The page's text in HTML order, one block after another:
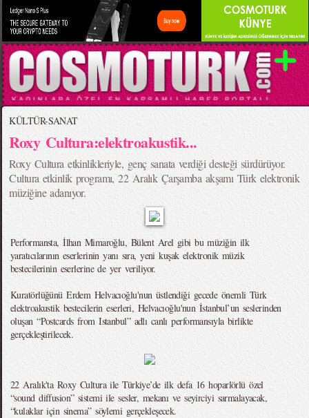
KÜLTÜR-SANAT
Roxy Cultura:elektroakustik...
Roxy Cultura etkinlikleriyle, genç sanata verdiği desteği sürdürüyor.
Cultura etkinlik programı, 22 Aralık Çarşamba akşamı Türk elektronik
müziğine adanıyor.
Performansta, İlhan Mimaroğlu, Bülent Arel gibi bu müziğin ilk
yaratıcılarının eserlerinin yanı sıra, yeni kuşak elektronik müzik
bestecilerinin eserlerine de yer veriliyor.
Kuratörlüğünü Erdem Helvacıoğlu'nun üstlendiği gecede önemli Türk
elektroakustik bestecilerin eserleri, Helvacıoğlu'nun İstanbul’un seslerinden
oluşan “Postcards from Istanbul” adlı canlı performansıyla birlikte
gerçekleştirilecek.
22 Aralık'ta Roxy Cultura ile Türkiye’de ilk defa 16 hoparlörlü özel
“sound diffusion” sistemi ile sesler, mekanı ve seyirciyi sarmalayacak,
“kulaklar için sinema” söylemi gerçekleşecek.